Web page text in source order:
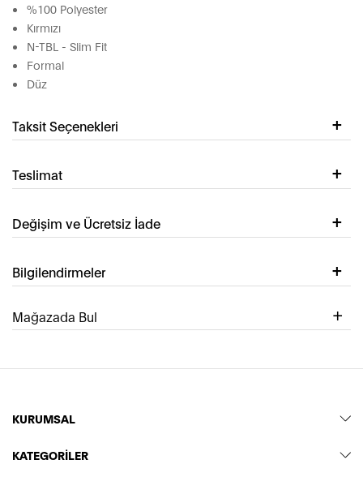
%100 Polyester
Kırmızı
N-TBL - Slim Fit
Formal
Düz
Taksit Seçenekleri
Teslimat
Değişim ve Ücretsiz İade
Bilgilendirmeler
Mağazada Bul
KURUMSAL
KATEGORİLER